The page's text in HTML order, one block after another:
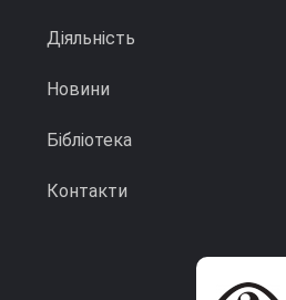
Діяльність
Новини
Бібліотека
Контакти